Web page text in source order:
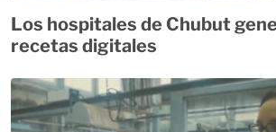
Los hospitales de Chubut
recetas digitales